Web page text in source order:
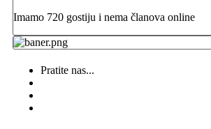
Imamo 720 gostiju i nema članova online
Pratite nas...